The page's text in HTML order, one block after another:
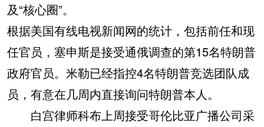
及“核心圈”。
根据美国有线电视新闻网的统计，包括前任和现
任官员，塞申斯是接受通俄调查的第15名特朗普
政府官员。米勒已经指控4名特朗普竞选团队成
员，有意在几周内直接询问特朗普本人。
白宫律师科布上周接受哥伦比亚广播公司采